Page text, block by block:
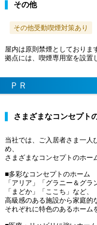
その他
その他受動喫煙対策あり
屋内は原則禁煙としておりま
拠点には、喫煙専用室を設置
ＰＲ
さまざまなコンセプト
当社では、ご入居者さま一人
め、
さまざまなコンセプトのホー
■多彩なコンセプトのホーム
「アリア」「グラニー＆グラ
「まどか」「ここち」など、
高級感のある施設から家庭的
それぞれに特色のあるホーム